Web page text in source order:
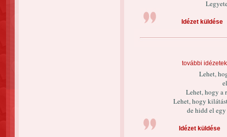
Idézet küldése
további
Lehet,
Lehet, hogy a
Lehet, hogy
de hidd el
Idézet küldése